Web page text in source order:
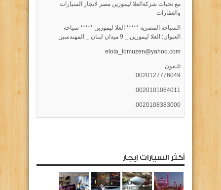
مع تحيات شركةالعلا ليموزين مصر لايجار السيارات
والعقارات
السياحة المصرية ***** العلا ليموزين ***** سياحة
العنوان: العلا ليموزين _ 9 ميدان لبنان _ المهندسين
elola_lomuzen@yahoo.com
تليفون
0020127776049
0020101064011
0020108383000
أكثر السيارات إيجار